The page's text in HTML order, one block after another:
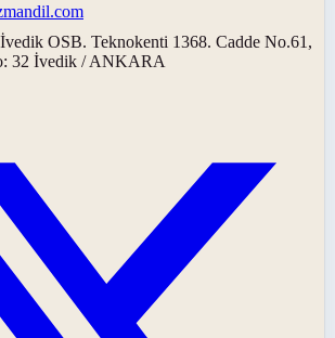
OSB. Teknokenti 1368. Cadde No.61,
32 İvedik / ANKARA